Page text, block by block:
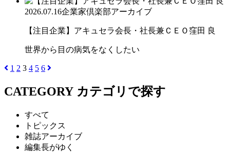
2026.07.16企業家倶楽部アーカイブ
【注目企業】アキュセラ会長・社長兼ＣＥＯ窪田 良
世界から目の病気をなくしたい
1 2 3 4 5 6
CATEGORY カテゴリで探す
すべて
トピックス
雑誌アーカイブ
編集長がゆく